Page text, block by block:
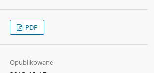
PDF
Opublikowane